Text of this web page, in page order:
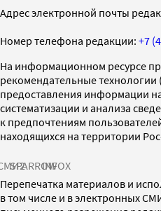
Адрес электронной почты
Номер телефона редакции: +7
На информационном ресурсе
рекомендательные
предоставления информации
систематизации и анализа
к предпочтениям
находящихся на территории
SPARROWINFOX
Перепечатка материалов и
в том числе и в электронных